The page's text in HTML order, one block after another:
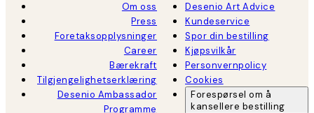
Om oss
Press
Foretaksopplysninger
Career
Bærekraft
Tilgjengelighetserklæring
Desenio Ambassador
Programme
Desenio Art Advice
Kundeservice
Spor din bestilling
Kjøpsvilkår
Personvernpolicy
Cookies
Forespørsel om å
kansellere bestilling